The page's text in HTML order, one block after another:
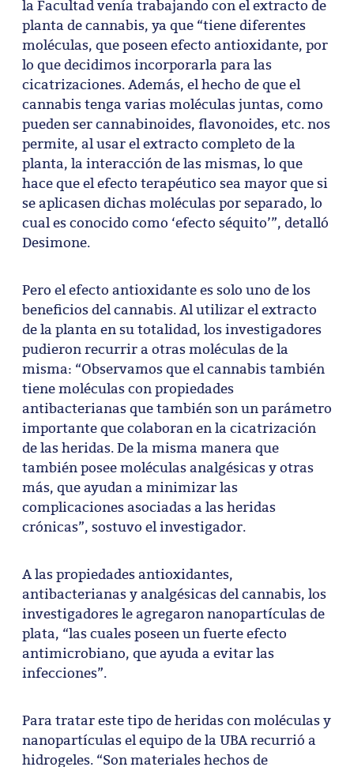
la Facultad venía trabajando con el extracto de
planta de cannabis, ya que “tiene diferentes
moléculas, que poseen efecto antioxidante, por
lo que decidimos incorporarla para las
cicatrizaciones. Además, el hecho de que el
cannabis tenga varias moléculas juntas, como
pueden ser cannabinoides, flavonoides, etc. nos
permite, al usar el extracto completo de la
planta, la interacción de las mismas, lo que
hace que el efecto terapéutico sea mayor que si
se aplicasen dichas moléculas por separado, lo
cual es conocido como ‘efecto séquito’”, detalló
Desimone.
Pero el efecto antioxidante es solo uno de los
beneficios del cannabis. Al utilizar el extracto
de la planta en su totalidad, los investigadores
pudieron recurrir a otras moléculas de la
misma: “Observamos que el cannabis también
tiene moléculas con propiedades
antibacterianas que también son un parámetro
importante que colaboran en la cicatrización
de las heridas. De la misma manera que
también posee moléculas analgésicas y otras
más, que ayudan a minimizar las
complicaciones asociadas a las heridas
crónicas”, sostuvo el investigador.
A las propiedades antioxidantes,
antibacterianas y analgésicas del cannabis, los
investigadores le agregaron nanopartículas de
plata, “las cuales poseen un fuerte efecto
antimicrobiano, que ayuda a evitar las
infecciones”.
Para tratar este tipo de heridas con moléculas y
nanopartículas el equipo de la UBA recurrió a
hidrogeles. “Son materiales hechos de